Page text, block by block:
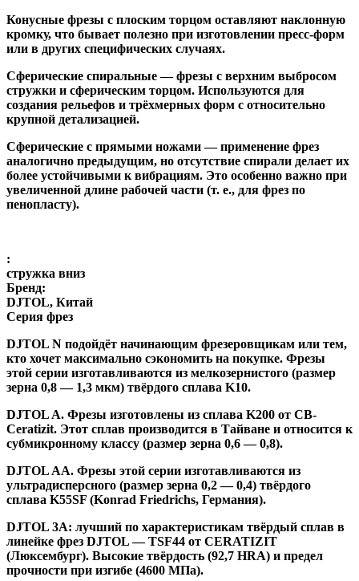
Конусные фрезы с плоским торцом оставляют наклонную
кромку, что бывает полезно при изготовлении пресс-форм
или в других специфических случаях.
Сферические спиральные— фрезы с верхним выбросом
стружки и сферическим торцом. Используются для
создания рельефов и трёхмерных форм с относительно
крупной детализацией.
Сферические с прямыми ножами— применение фрез
аналогично предыдущим, но отсутствие спирали делает их
более устойчивыми к вибрациям. Это особенно важно при
увеличенной длине рабочей части (т. е., для фрез по
пенопласту).
:
стружка вниз
Бренд:
DJTOL, Китай
Серия фрез
DJTOL N подойдёт начинающим фрезеровщикам или тем,
кто хочет максимально сэкономить на покупке. Фрезы
этой серии изготавливаются из мелкозернистого (размер
зерна 0,8 — 1,3 мкм) твёрдого сплава K10.
DJTOL A. Фрезы изготовлены из сплава K200 от CB-
Ceratizit. Этот сплав производится в Тайване и относится к
субмикронному классу (размер зерна 0,6 — 0,8).
DJTOL AA. Фрезы этой серии изготавливаются из
ультрадисперсного (размер зерна 0,2 — 0,4) твёрдого
сплава K55SF (Konrad Friedrichs, Германия).
DJTOL 3A: лучший по характеристикам твёрдый сплав в
линейке фрез DJTOL — TSF44 от CERATIZIT
(Люксембург). Высокие твёрдость (92,7 HRA) и предел
прочности при изгибе (4600 МПа).